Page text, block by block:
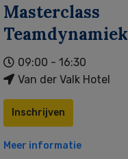
Masterclass
Teamdynamiek
09:00 - 16:30
Van der Valk Hotel
Inschrijven
Meer informatie